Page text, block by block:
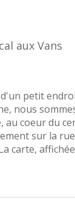
aux Vans
petit
nous
au coeur du
sur la
carte,